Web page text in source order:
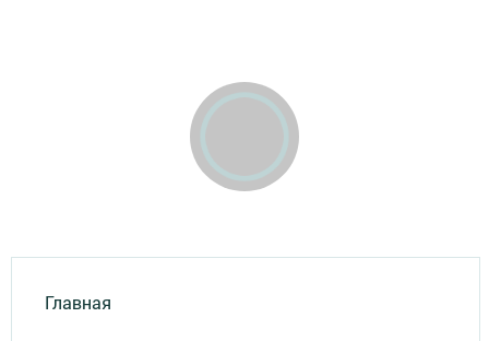
Главная